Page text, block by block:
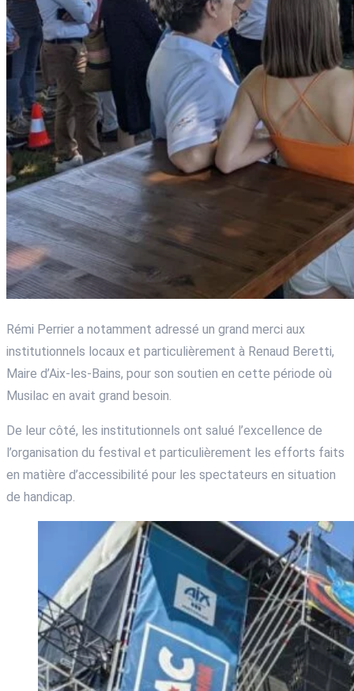
Rémi Perrier a notamment adressé un grand merci aux
institutionnels locaux et particulièrement à Renaud Beretti,
Maire d’Aix-les-Bains, pour son soutien en cette période où
Musilac en avait grand besoin.
De leur côté, les institutionnels ont salué l’excellence de
l’organisation du festival et particulièrement les efforts faits
en matière d’accessibilité pour les spectateurs en situation
de handicap.